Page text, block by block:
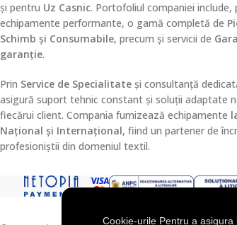
și pentru Uz Casnic. Portofoliul companiei include,
echipamente performante, o gamă completă de
Schimb și Consumabile, precum și servicii de
garanție.
Prin Service de Specialitate și consultanță
asigură suport tehnic constant și soluții adaptate
fiecărui client. Compania furnizează echipamente
Național și Internațional, fiind un partener de
profesioniștii din domeniul textil.
Cookie-urile Pentru a